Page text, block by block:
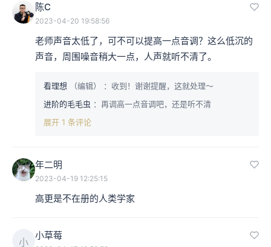
陈C
2023-04-20 19:58:56
老师声音太低了，可不可以提高一点音调？这么低沉的
声音，周围噪音稍大一点，人声就听不清了。
看理想 （编辑）
：收到！谢谢提醒，这就处理～
进阶的毛毛虫 ：再调高一点音调吧，还是听不清
展开 1 条评论
年二明
2023-04-19 12:25:15
高更是不在册的人类学家
小
小草莓